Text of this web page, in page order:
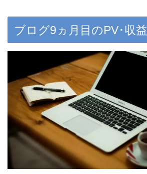
ブログ9ヵ月目のPV･収益